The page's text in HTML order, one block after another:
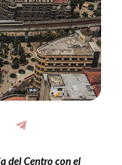
del Centro con el